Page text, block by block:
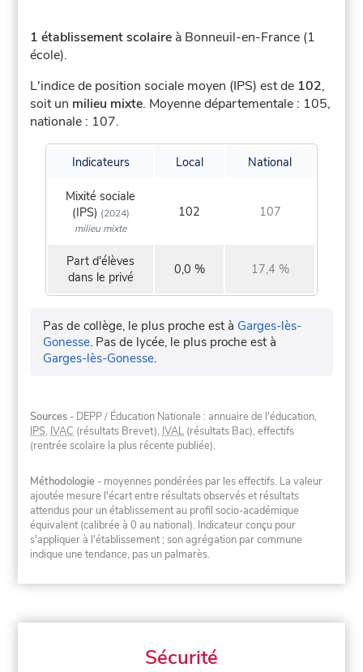
1 établissement scolaire à Bonneuil-en-France (1
école).
L'indice de position sociale moyen (IPS) est de 102,
soit un milieu mixte. Moyenne départementale : 105,
nationale : 107.
Indicateurs Local National
Mixité sociale
(IPS) (2024)
milieu mixte
102 107
Part d'élèves
dans le privé
0,0 % 17,4 %
Pas de collège, le plus proche est à Garges-lès-
Gonesse. Pas de lycée, le plus proche est à
Garges-lès-Gonesse.
Sources - DEPP / Éducation Nationale : annuaire de l'éducation,
IPS, IVAC (résultats Brevet), IVAL (résultats Bac), effectifs
(rentrée scolaire la plus récente publiée).
Méthodologie - moyennes pondérées par les effectifs. La valeur
ajoutée mesure l'écart entre résultats observés et résultats
attendus pour un établissement au profil socio-académique
équivalent (calibrée à 0 au national). Indicateur conçu pour
s'appliquer à l'établissement ; son agrégation par commune
indique une tendance, pas un palmarès.
Sécurité